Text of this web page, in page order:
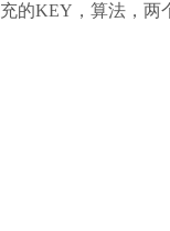
的KEY，算法，